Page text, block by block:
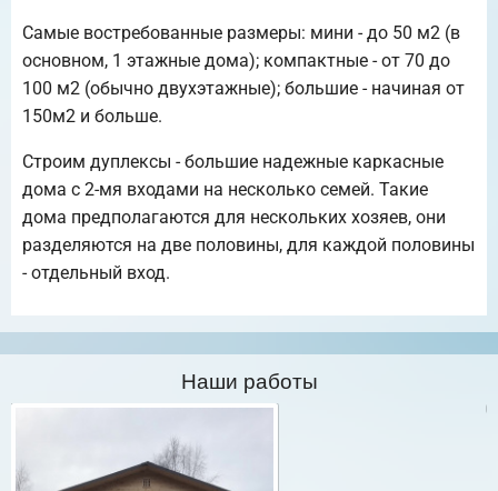
Самые востребованные размеры: мини - до 50 м2 (в
основном, 1 этажные дома); компактные - от 70 до
100 м2 (обычно двухэтажные); большие - начиная от
150м2 и больше.
Строим дуплексы - большие надежные каркасные
дома с 2-мя входами на несколько семей. Такие
дома предполагаются для нескольких хозяев, они
разделяются на две половины, для каждой половины
- отдельный вход.
Наши работы